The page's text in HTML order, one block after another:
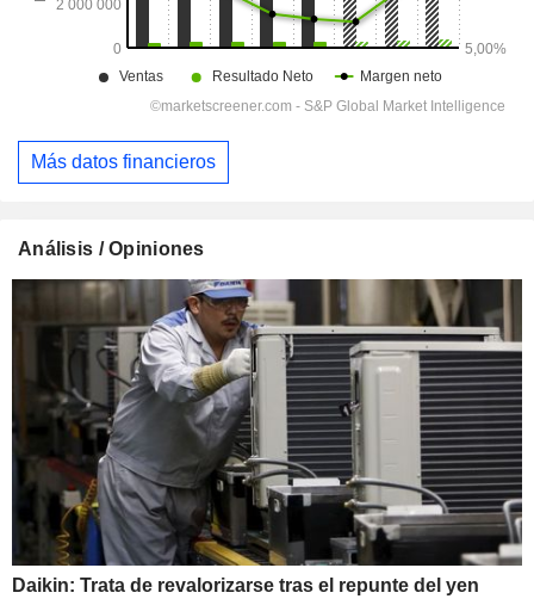
Más datos financieros
Análisis / Opiniones
Daikin: Trata de revalorizarse tras el repunte del yen